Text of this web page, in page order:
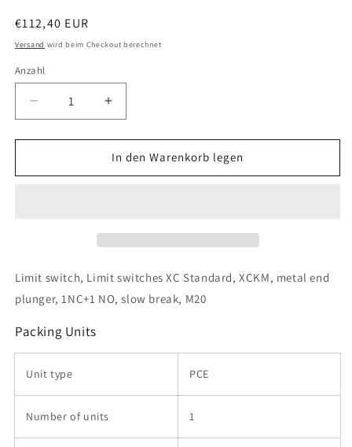
Normaler
Preis
€112,40 EUR
Versand wird beim Checkout berechnet
Anzahl
Verringere
die
Menge
Telemecanique
Erhöhe
die
Menge
für
Telemecanique
In den Warenkorb legen
Limit switch, Limit switches XC Standard, XCKM, metal end
plunger, 1NC+1 NO, slow break, M20
Packing Units
Unit type PCE
Number of units 1